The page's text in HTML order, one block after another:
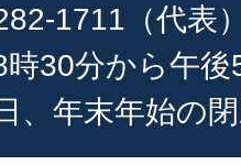
1711（代表
時30分から午
、年末年始の